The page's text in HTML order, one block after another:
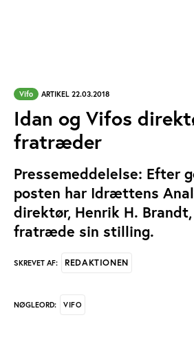
Vifo ARTIKEL 22.03.2018
Idan og Vifos
fratræder
Pressemeddelelse: Efter
posten har Idrættens
direktør, Henrik H.
fratræde sin stilling.
SKREVET AF: REDAKTIONEN
NØGLEORD: VIFO